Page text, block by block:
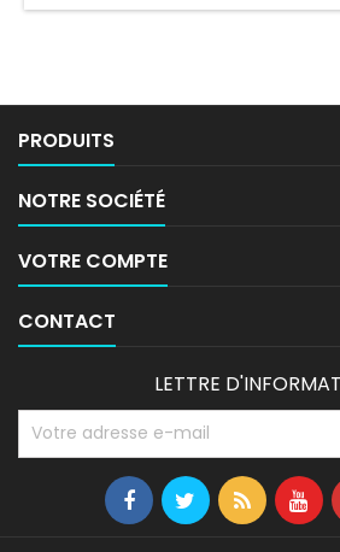
PRODUITS
NOTRE SOCIÉTÉ
VOTRE COMPTE
CONTACT
LETTRE